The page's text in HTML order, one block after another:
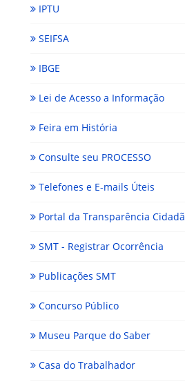
IPTU
SEIFSA
IBGE
Lei de Acesso a Informação
Feira em História
Consulte seu PROCESSO
Telefones e E-mails Úteis
Portal da Transparência Cidadã
SMT - Registrar Ocorrência
Publicações SMT
Concurso Público
Museu Parque do Saber
Casa do Trabalhador